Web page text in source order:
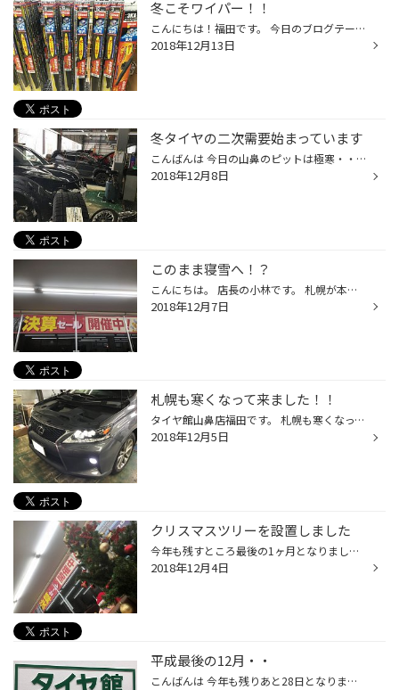
冬こそワイパー！！
こんにちは！福田です。 今日のブログテーマは「冬ワイパー」！ うちで取り扱っている冬ワイパーをご紹介します！ お車についている冬ワイパー、ふき取り悪くなってませんか？？ ただでさえおっかない雪道なのにワイパーが原因で ガラスが凍って視界が悪くなる・・・なんてあまりに危険ですよね。 ...
2018年12月13日
冬タイヤの二次需要始まっています
こんばんは 今日の山鼻のピットは極寒・・・ タイヤワックス、タイヤチェンジャー も凍り散々な１日でしたが 本日も朝からピットは大賑わいで 14時ぐらいまではバタバタでした。 現装着タイヤが以前より止まらないなー って感じたら迷わず山鼻店に点検にきて くださいね。残溝、硬度チェックをいた...
2018年12月8日
このまま寝雪へ！？
こんにちは。 店長の小林です。 札幌が本日いっきに冬の景色にかわりました。 まだ、夏タイヤからのお履き替えも一部残ってはおりますが、ほとんどの方が 冬タイヤ（スタッドレスタイヤ）に交換しています。 その中でも・・・・ ①残り溝や硬さが心配だけど、とりあえず履いてみた ②自宅で交換したけ...
2018年12月7日
札幌も寒くなって来ました！！
タイヤ館山鼻店福田です。 札幌も寒くなって来ました！！ 寒いとバッテリーが心配になってきますよね～ 本日は僕の愛車のRX350のバッテリー交換を致しました。 元々レクサス純正バッテリーが搭載されてました。 80D26Lの17年製でした！！ 商品はGSユアサのエコ・アール レボリューション 110D26Lに...
2018年12月5日
クリスマスツリーを設置しました
今年も残すところ最後の1ヶ月となりました！ 1度冬タイヤに交換したけど、やっぱり滑るなぁという方はぜひ年内に当店にご来店下さい♪ 尚、来週から火曜日が定休日となりますのでよろしくお願いします☆
2018年12月4日
平成最後の12月・・
こんばんは 今年も残りあと28日となりました 次の元号が気になります。 二日前のブラックアイスバーンの 影響なのか本日もたくさんのご来店 があり、ピットが一瞬カオス状態・・・ 今履かれている冬タイヤがまだご使用 できるかの良否判断は是非タイヤ館に お任せ下さい。